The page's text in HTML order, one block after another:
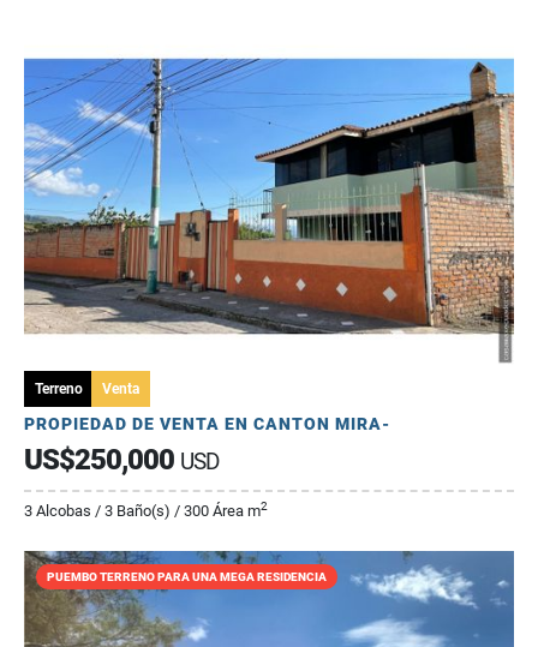
Terreno Venta
PROPIEDAD DE VENTA EN CANTON MIRA-
US$250,000 USD
3 Alcobas / 3 Baño(s) / 300 Área m2
PUEMBO TERRENO PARA UNA MEGA RESIDENCIA